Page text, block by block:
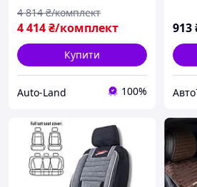
4 414₴/комплект
4 814 ₴/комплект
Купити
Auto-Land 100%
913